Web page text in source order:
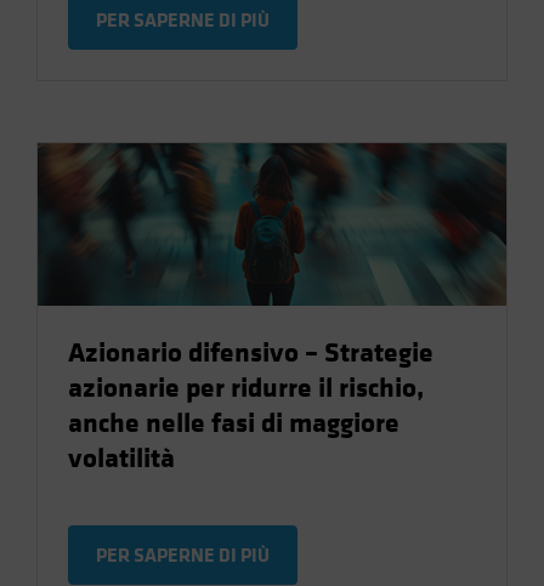
PER SAPERNE DI PIÙ
Azionario difensivo – Strategie
azionarie per ridurre il rischio,
anche nelle fasi di maggiore
volatilità
PER SAPERNE DI PIÙ